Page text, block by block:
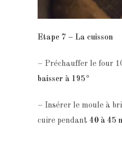
Etape 7 – La cuisson
– Préchauffer le four
baisser à 195°
– Insérer le moule à
cuire pendant 40 à 45